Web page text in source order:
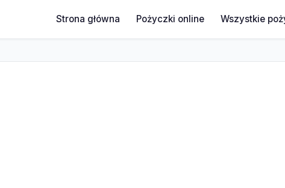
Strona główna Pożyczki online Wszystkie